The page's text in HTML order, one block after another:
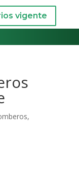
vigente
,